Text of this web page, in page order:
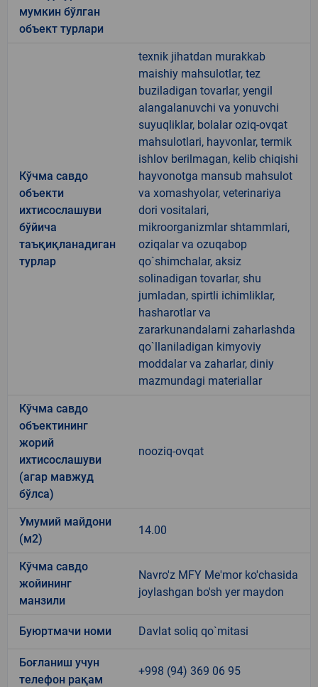
мумкин бўлган
объект турлари
Кўчма савдо
объекти
ихтисослашуви
бўйича
таъқиқланадиган
турлар
texnik jihatdan murakkab
maishiy mahsulotlar, tez
buziladigan tovarlar, yengil
alangalanuvchi va yonuvchi
suyuqliklar, bolalar oziq-ovqat
mahsulotlari, hayvonlar, termik
ishlov berilmagan, kelib chiqishi
hayvonotga mansub mahsulot
va xomashyolar, veterinariya
dori vositalari,
mikroorganizmlar shtammlari,
oziqalar va ozuqabop
qo`shimchalar, aksiz
solinadigan tovarlar, shu
jumladan, spirtli ichimliklar,
hasharotlar va
zararkunandalarni zaharlashda
qo`llaniladigan kimyoviy
moddalar va zaharlar, diniy
mazmundagi materiallar
Кўчма савдо
объектининг
жорий
ихтисослашуви
(агар мавжуд
бўлса)
nooziq-ovqat
Умумий майдони
(м2)
14.00
Кўчма савдо
жойининг
манзили
Navro'z MFY Me'mor ko'chasida
joylashgan bo'sh yer maydon
Буюртмачи номи Davlat soliq qo`mitasi
Боғланиш учун
телефон рақам
+998 (94) 369 06 95